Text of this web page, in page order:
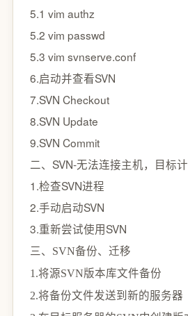
5.1 vim authz
5.2 vim passwd
5.3 vim svnserve.conf
6.启动并查看SVN
7.SVN Checkout
8.SVN Update
9.SVN Commit
二、SVN-无法连接主机，目标
1.检查SVN进程
2.手动启动SVN
3.重新尝试使用SVN
三、SVN备份、迁移
1.将源SVN版本库文件备份
2.将备份文件发送到新的服务器